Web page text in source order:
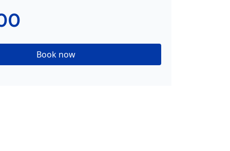
Book now